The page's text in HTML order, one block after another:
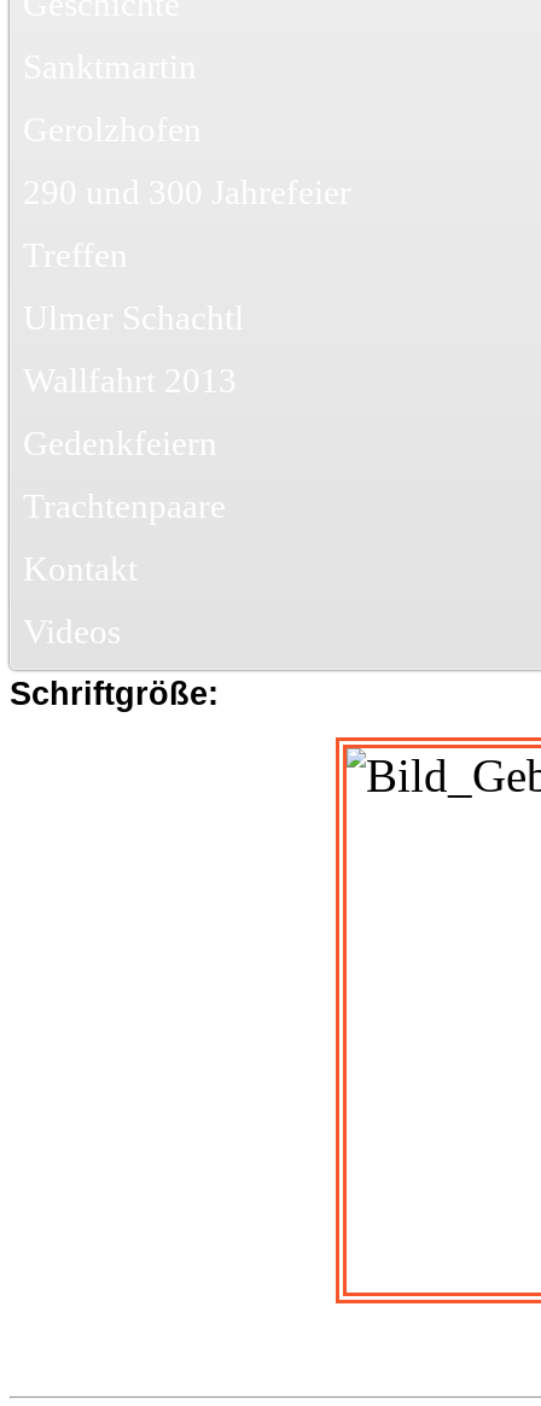
Wallfahrt 2013
Gedenkfeiern
Trachtenpaare
Kontakt
Videos
Schriftgröße: